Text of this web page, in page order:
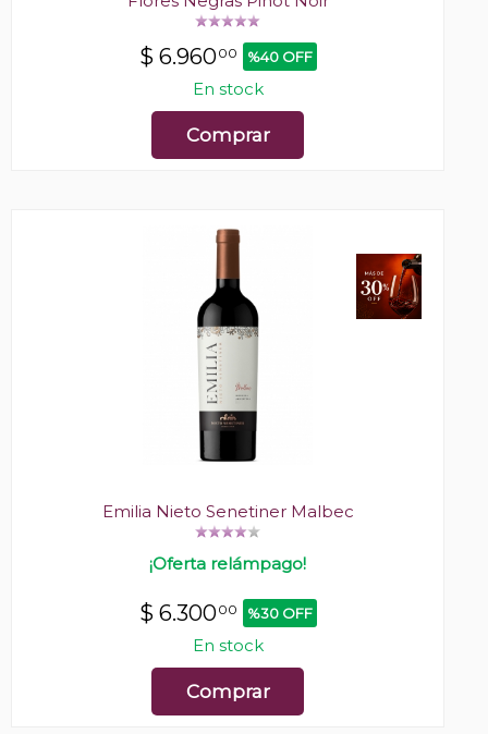
$ 6.96000 %40 OFF
En stock
Comprar
Emilia Nieto Senetiner Malbec
¡Oferta relámpago!
$ 6.30000 %30 OFF
En stock
Comprar